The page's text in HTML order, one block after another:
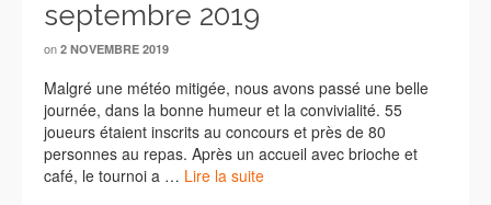
septembre 2019
on 2 NOVEMBRE 2019
Malgré une météo mitigée, nous avons passé une belle
journée, dans la bonne humeur et la convivialité. 55
joueurs étaient inscrits au concours et près de 80
personnes au repas. Après un accueil avec brioche et
café, le tournoi a … Lire la suite